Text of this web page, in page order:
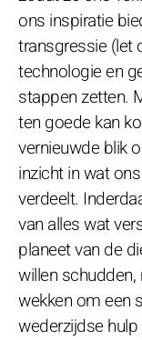
ons inspiratie
transgressie (let
technologie en
stappen zetten.
ten goede kan
vernieuwde blik
inzicht in wat
verdeelt.
van alles wat
planeet van de
willen
wekken om een
wederzijdse